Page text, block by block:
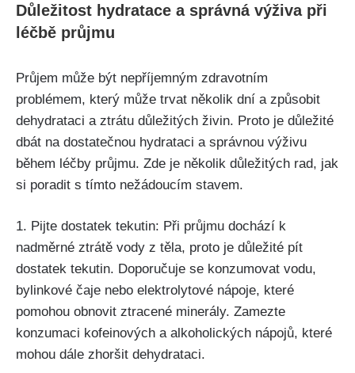
Důležitost hydratace a správná výživa při
léčbě průjmu
Průjem může být nepříjemným zdravotním
problémem, který může trvat několik dní a způsobit
⁢dehydrataci​ a ztrátu ​důležitých živin. Proto je důležité
dbát na dostatečnou hydrataci a ​správnou výživu
během ​léčby průjmu. Zde je několik důležitých rad, jak
si poradit s tímto nežádoucím stavem.
1. Pijte ⁤dostatek tekutin: Při⁤ průjmu dochází k
nadměrné ztrátě​ vody z těla, proto je důležité pít
dostatek tekutin. Doporučuje⁣ se konzumovat vodu,
bylinkové čaje nebo elektrolytové nápoje, které
pomohou obnovit ztracené minerály. Zamezte
konzumaci kofeinových a alkoholických nápojů, které
mohou dále zhoršit dehydrataci.